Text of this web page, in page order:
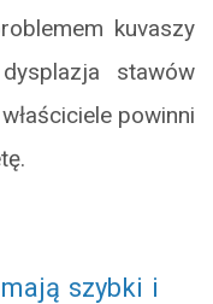
kuvaszy
stawów
powinni
szybki i